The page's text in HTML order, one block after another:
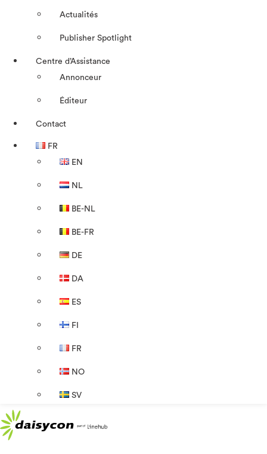
Actualités
Publisher Spotlight
Centre d’Assistance
Annonceur
Éditeur
Contact
FR
EN
NL
BE-NL
BE-FR
DE
DA
ES
FI
FR
NO
SV